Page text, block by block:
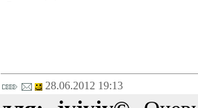
28.06.2012 19:13